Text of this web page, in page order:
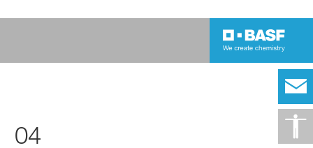
04